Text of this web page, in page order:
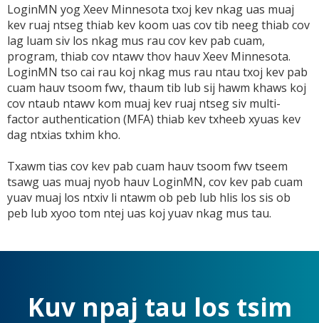
LoginMN yog Xeev Minnesota txoj kev nkag uas muaj
kev ruaj ntseg thiab kev koom uas cov tib neeg thiab cov
lag luam siv los nkag mus rau cov kev pab cuam,
program, thiab cov ntawv thov hauv Xeev Minnesota.
LoginMN tso cai rau koj nkag mus rau ntau txoj kev pab
cuam hauv tsoom fwv, thaum tib lub sij hawm khaws koj
cov ntaub ntawv kom muaj kev ruaj ntseg siv multi-
factor authentication (MFA) thiab kev txheeb xyuas kev
dag ntxias txhim kho.
Txawm tias cov kev pab cuam hauv tsoom fwv tseem
tsawg uas muaj nyob hauv LoginMN, cov kev pab cuam
yuav muaj los ntxiv li ntawm ob peb lub hlis los sis ob
peb lub xyoo tom ntej uas koj yuav nkag mus tau.
Kuv npaj tau los tsim